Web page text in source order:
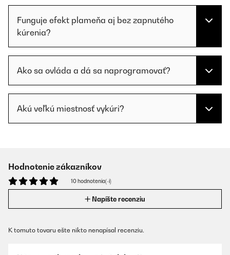
Funguje efekt plameňa aj bez zapnutého
kúrenia?
Ako sa ovláda a dá sa naprogramovať?
Akú veľkú miestnosť vykúri?
Hodnotenie zákazníkov
10 hodnotenia(-í)
Napíšte recenziu
K tomuto tovaru ešte nikto nenapísal recenziu.